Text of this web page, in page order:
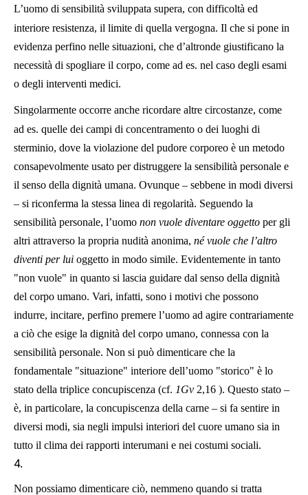
L’uomo di sensibilità sviluppata supera, con difficoltà ed
interiore resistenza, il limite di quella vergogna. Il che si pone in
evidenza perfino nelle situazioni, che d’altronde giustificano la
necessità di spogliare il corpo, come ad es. nel caso degli esami
o degli interventi medici.
Singolarmente occorre anche ricordare altre circostanze, come
ad es. quelle dei campi di concentramento o dei luoghi di
sterminio, dove la violazione del pudore corporeo è un metodo
consapevolmente usato per distruggere la sensibilità personale e
il senso della dignità umana. Ovunque – sebbene in modi diversi
– si riconferma la stessa linea di regolarità. Seguendo la
sensibilità personale, l’uomo non vuole diventare oggetto per gli
altri attraverso la propria nudità anonima, né vuole che l’altro
diventi per lui oggetto in modo simile. Evidentemente in tanto
"non vuole" in quanto si lascia guidare dal senso della dignità
del corpo umano. Vari, infatti, sono i motivi che possono
indurre, incitare, perfino premere l’uomo ad agire contrariamente
a ciò che esige la dignità del corpo umano, connessa con la
sensibilità personale. Non si può dimenticare che la
fondamentale "situazione" interiore dell’uomo "storico" è lo
stato della triplice concupiscenza (cf. 1Gv 2,16 ). Questo stato –
è, in particolare, la concupiscenza della carne – si fa sentire in
diversi modi, sia negli impulsi interiori del cuore umano sia in
tutto il clima dei rapporti interumani e nei costumi sociali.
4.
Non possiamo dimenticare ciò, nemmeno quando si tratta